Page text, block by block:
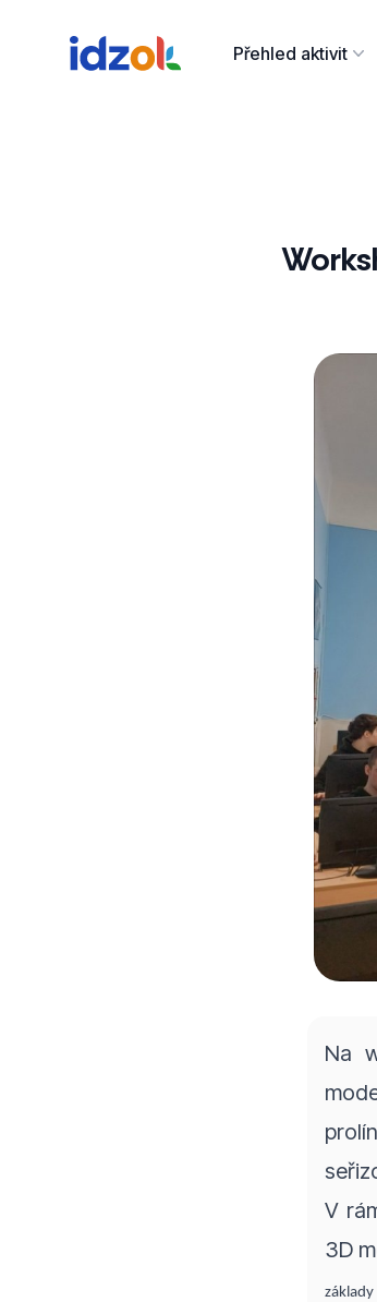
Přehled aktivit
Na
V
3D